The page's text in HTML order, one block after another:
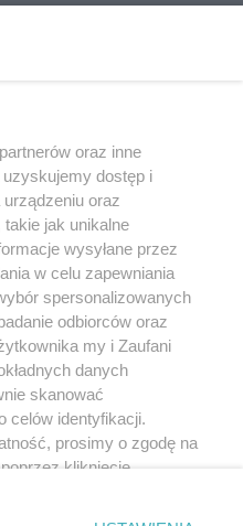
może być powielany i
w jakikolwiek sposób (w
na jakimkolwiek polu
z umieszczaniem w Internecie
użycie lub
części z naruszeniem prawa, tzn.
groźbą kary i może być ścigane
oraz inne
dostęp i
oraz
jak unikalne
wysyłane przez
w celu zapewniania
spersonalizowanych
odbiorców oraz
my i Zaufani
danych
skanować
celów identyfikacji.
prosimy o zgodę na
kliknięcie
ustawień prywatności